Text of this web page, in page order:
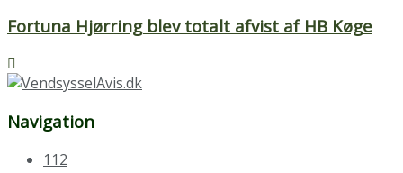
Fortuna Hjørring blev totalt afvist af HB Køge
Navigation
112